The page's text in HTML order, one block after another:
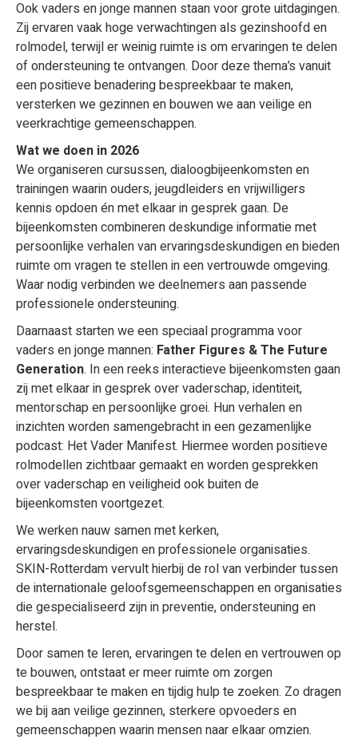
Ook vaders en jonge mannen staan voor grote uitdagingen.
Zij ervaren vaak hoge verwachtingen als gezinshoofd en
rolmodel, terwijl er weinig ruimte is om ervaringen te delen
of ondersteuning te ontvangen. Door deze thema’s vanuit
een positieve benadering bespreekbaar te maken,
versterken we gezinnen en bouwen we aan veilige en
veerkrachtige gemeenschappen.
Wat we doen in 2026
We organiseren cursussen, dialoogbijeenkomsten en
trainingen waarin ouders, jeugdleiders en vrijwilligers
kennis opdoen én met elkaar in gesprek gaan. De
bijeenkomsten combineren deskundige informatie met
persoonlijke verhalen van ervaringsdeskundigen en bieden
ruimte om vragen te stellen in een vertrouwde omgeving.
Waar nodig verbinden we deelnemers aan passende
professionele ondersteuning.
Daarnaast starten we een speciaal programma voor
vaders en jonge mannen: Father Figures & The Future
Generation. In een reeks interactieve bijeenkomsten gaan
zij met elkaar in gesprek over vaderschap, identiteit,
mentorschap en persoonlijke groei. Hun verhalen en
inzichten worden samengebracht in een gezamenlijke
podcast: Het Vader Manifest. Hiermee worden positieve
rolmodellen zichtbaar gemaakt en worden gesprekken
over vaderschap en veiligheid ook buiten de
bijeenkomsten voortgezet.
We werken nauw samen met kerken,
ervaringsdeskundigen en professionele organisaties.
SKIN-Rotterdam vervult hierbij de rol van verbinder tussen
de internationale geloofsgemeenschappen en organisaties
die gespecialiseerd zijn in preventie, ondersteuning en
herstel.
Door samen te leren, ervaringen te delen en vertrouwen op
te bouwen, ontstaat er meer ruimte om zorgen
bespreekbaar te maken en tijdig hulp te zoeken. Zo dragen
we bij aan veilige gezinnen, sterkere opvoeders en
gemeenschappen waarin mensen naar elkaar omzien.